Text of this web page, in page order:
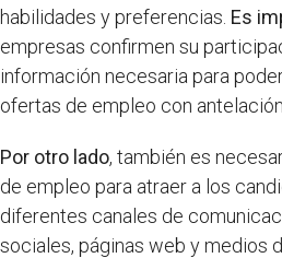
habilidades y preferencias. Es
empresas confirmen su
información necesaria para
ofertas de empleo con antelación.
Por otro lado, también es
de empleo para atraer a los
diferentes canales de
sociales, páginas web y medios